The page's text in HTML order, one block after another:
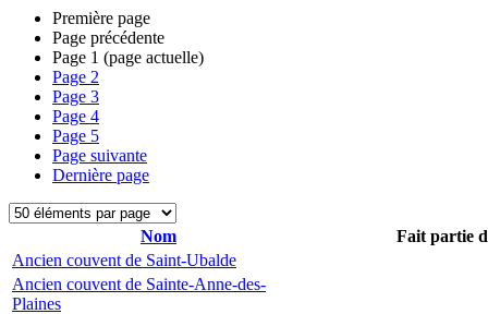
Première page
Page précédente
Page 1 (page actuelle)
Page 2
Page 3
Page 4
Page 5
Page suivante
Dernière page
Nom
Fait partie
Ancien couvent de Saint-Ubalde
Ancien couvent de Sainte-Anne-des-
Plaines